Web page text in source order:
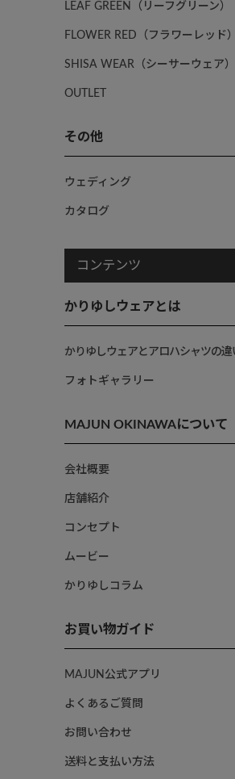
LEAF GREEN（リーフグリーン）
FLOWER RED（フラワーレッド）
SHISA WEAR（シーサーウェア）
OUTLET
その他
ウェディング
カタログ
コンテンツ
かりゆしウェアとは
かりゆしウェアとアロハシャツの違
フォトギャラリー
MAJUN OKINAWAについて
会社概要
店舗紹介
コンセプト
ムービー
かりゆしコラム
お買い物ガイド
MAJUN公式アプリ
よくあるご質問
お問い合わせ
送料と支払い方法